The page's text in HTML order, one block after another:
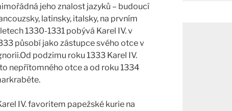
jeho znalost jazyků – budoucí
latinsky, italsky, na prvním
1330-1331 pobývá Karel IV. v
působí jako zástupce svého otce v
podzimu roku 1333 Karel IV.
nepřítomného otce a od roku 1334
IV. favoritem papežské kurie na